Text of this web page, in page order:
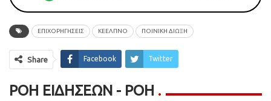
ΕΠΙΧΟΡΗΓΗΣΕΙΣ ΚΕΕΛΠΝΟ ΠΟΙΝΙΚΗ ΔΙΩΞΗ
Share Facebook Twitter
ΡΟΉ ΕΙΔΉΣΕΩΝ - ΡΟΗ